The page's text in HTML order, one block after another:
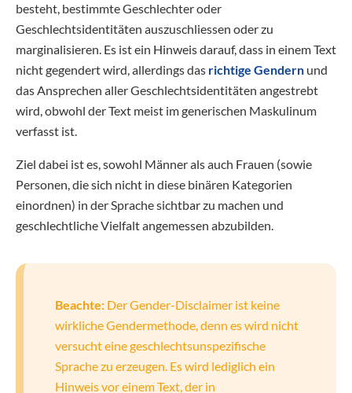
besteht, bestimmte Geschlechter oder
Geschlechtsidentitäten auszuschliessen oder zu
marginalisieren. Es ist ein Hinweis darauf, dass in einem Text
nicht gegendert wird, allerdings das richtige Gendern und
das Ansprechen aller Geschlechtsidentitäten angestrebt
wird, obwohl der Text meist im generischen Maskulinum
verfasst ist.
Ziel dabei ist es, sowohl Männer als auch Frauen (sowie
Personen, die sich nicht in diese binären Kategorien
einordnen) in der Sprache sichtbar zu machen und
geschlechtliche Vielfalt angemessen abzubilden.
Beachte: Der Gender-Disclaimer ist keine
wirkliche Gendermethode, denn es wird nicht
versucht eine geschlechtsunspezifische
Sprache zu erzeugen. Es wird lediglich ein
Hinweis vor einem Text, der in